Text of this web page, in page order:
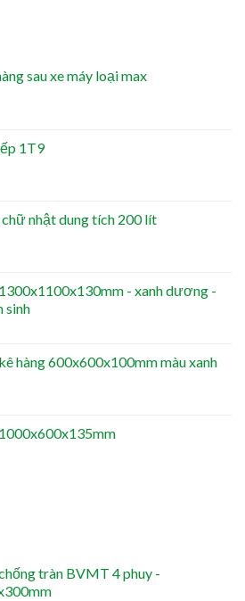
sau xe máy loại max
1T9
nhật dung tích 200 lít
- xanh dương -
sinh
hàng 600x600x100mm màu xanh
tràn BVMT 4 phuy -